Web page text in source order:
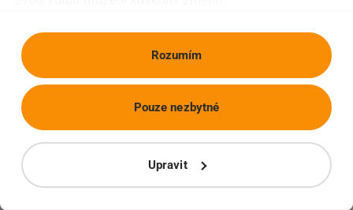
Rozumím
Upravit
Pouze nezbytné